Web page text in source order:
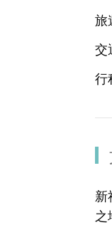
旅
交
行
新